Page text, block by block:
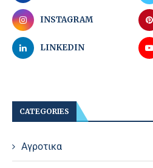
INSTAGRAM
LINKEDIN
CATEGORIES
Αγροτικα